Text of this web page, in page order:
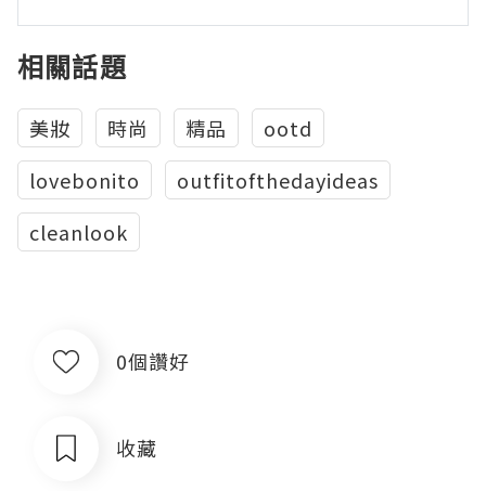
相關話題
美妝 時尚 精品
ootd
lovebonito
outfitofthedayideas
cleanlook
0個讚好
收藏